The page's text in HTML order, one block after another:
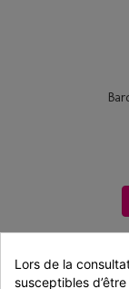
Lors de la
susceptibles